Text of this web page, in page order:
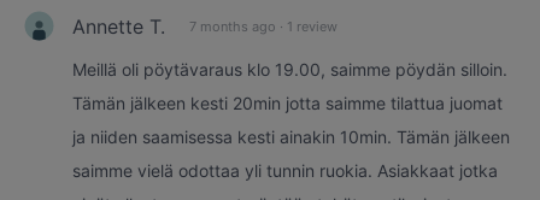
Annette T. 7 months ago · 1 review
Meillä oli pöytävaraus klo 19.00, saimme pöydän silloin.
Tämän jälkeen kesti 20min jotta saimme tilattua juomat
ja niiden saamisessa kesti ainakin 10min. Tämän jälkeen
saimme vielä odottaa yli tunnin ruokia. Asiakkaat jotka